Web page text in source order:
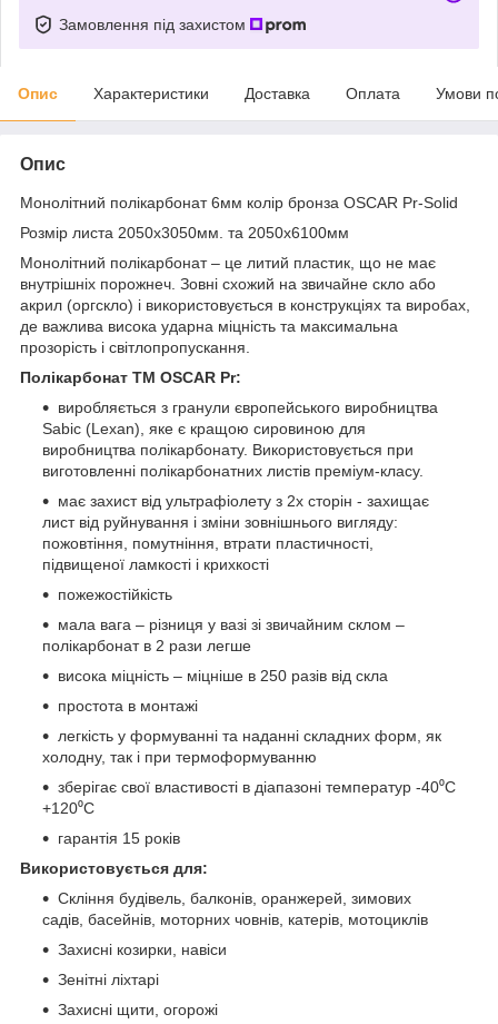
Замовлення під захистом
Опис Характеристики Доставка Оплата Умови
Опис
Монолітний полікарбонат 6мм колір бронза OSCAR Pr-Solid
Розмір листа 2050х3050мм. та 2050х6100мм
Монолітний полікарбонат – це литий пластик, що не має
внутрішніх порожнеч. Зовні схожий на звичайне скло або
акрил (оргскло) і використовується в конструкціях та виробах,
де важлива висока ударна міцність та максимальна
прозорість і світлопропускання.
Полікарбонат ТМ OSCAR Pr:
виробляється з гранули європейського виробництва
Sabic (Lexan), яке є кращою сировиною для
виробництва полікарбонату. Використовується при
виготовленні полікарбонатних листів преміум-класу.
має захист від ультрафіолету з 2х сторін - захищає
лист від руйнування і зміни зовнішнього вигляду:
пожовтіння, помутніння, втрати пластичності,
підвищеної ламкості і крихкості
пожежостійкість
мала вага – різниця у вазі зі звичайним склом –
полікарбонат в 2 рази легше
висока міцність – міцніше в 250 разів від скла
простота в монтажі
легкість у формуванні та наданні складних форм, як
холодну, так і при термоформуванню
зберігає свої властивості в діапазоні температур -40⁰С
+120⁰С
гарантія 15 років
Використовується для:
Скління будівель, балконів, оранжерей, зимових
садів, басейнів, моторних човнів, катерів, мотоциклів
Захисні козирки, навіси
Зенітні ліхтарі
Захисні щити, огорожі